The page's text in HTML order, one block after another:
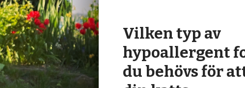
Vilken typ av
hypoallergent
du behövs för